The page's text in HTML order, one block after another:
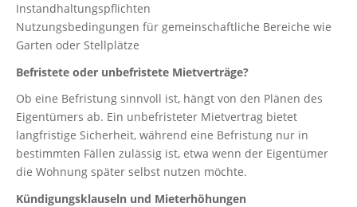
Instandhaltungspflichten
Nutzungsbedingungen für gemeinschaftliche Bereiche wie
Garten oder Stellplätze
Befristete oder unbefristete Mietverträge?
Ob eine Befristung sinnvoll ist, hängt von den Plänen des
Eigentümers ab. Ein unbefristeter Mietvertrag bietet
langfristige Sicherheit, während eine Befristung nur in
bestimmten Fällen zulässig ist, etwa wenn der Eigentümer
die Wohnung später selbst nutzen möchte.
Kündigungsklauseln und Mieterhöhungen